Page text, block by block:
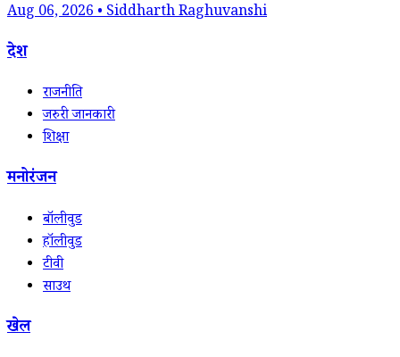
Aug 06, 2026 • Siddharth Raghuvanshi
देश
राजनीति
जरुरी जानकारी
शिक्षा
मनोरंजन
बॉलीवुड
हॉलीवुड
टीवी
साउथ
खेल